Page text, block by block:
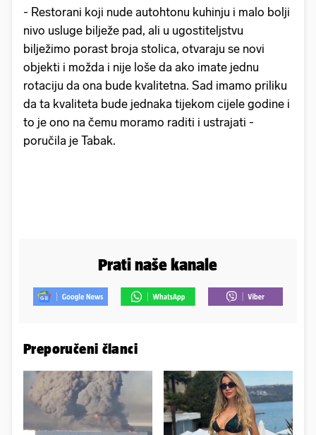
- Restorani koji nude autohtonu kuhinju i malo bolji
nivo usluge bilježe pad, ali u ugostiteljstvu
bilježimo porast broja stolica, otvaraju se novi
objekti i možda i nije loše da ako imate jednu
rotaciju da ona bude kvalitetna. Sad imamo priliku
da ta kvaliteta bude jednaka tijekom cijele godine i
to je ono na čemu moramo raditi i ustrajati -
poručila je Tabak.
Prati naše kanale
Preporučeni članci